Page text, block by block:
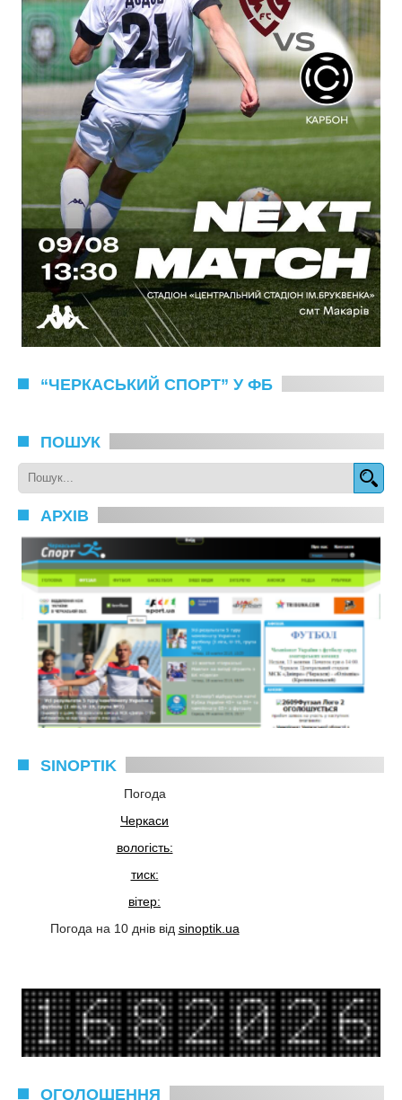
“ЧЕРКАСЬКИЙ СПОРТ” У ФБ
ПОШУК
АРХІВ
SINOPTIK
Погода
Черкаси
вологість:
тиск:
вітер:
Погода на 10 днів від sinoptik.ua
ОГОЛОШЕННЯ